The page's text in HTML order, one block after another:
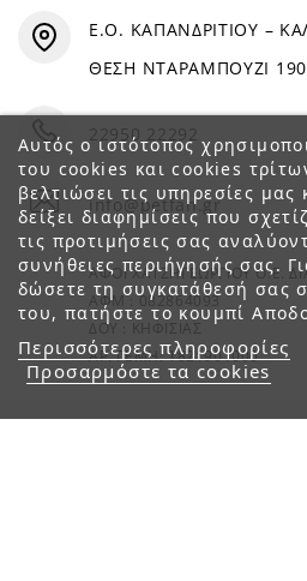
Αυτός ο ιστότοπος
του cookies και cookies
βελτιώσει τις υπηρεσίες μας
δείξει διαφημίσεις που
τις προτιμήσεις σας
συνήθειες περιήγησής σας.
δώσετε τη συγκατάθεσή σας
του, πατήστε το κουμπί
Περισσότερες πληροφορίες
Προσαρμόστε τα cookies
Ε.Ο. ΚΑΠΑΝΔΡΙΤΙΟΥ –
ΘΕΣΗ ΝΤΑΡΑΜΠΟΥΖΙ
22950 22292
info@petfan.gr
ΑΦΟΙ ΧΑΤΖΗΓΕΩΡΓΙΟΥ Ο.Ε.
ΑΦΜ : 082864093
ΔΟΥ : ΚΗΦΙΣΙΑΣ
ΑΡ. ΓΕΜΗ: 1821901000